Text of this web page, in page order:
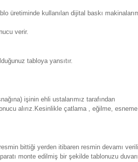
üretiminde kullanılan dijital baskı
verir.
tabloya yansıtır.
işinin ehli ustalarımız tarafından
alırız.Kesinlikle çatlama , eğilme,
bittiği yerden itibaren resmin devamı
monte edilmiş bir şekilde tablonuzu